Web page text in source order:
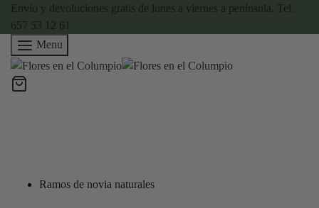
Envío y devoluciones gratis de lunes a viernes a península. Tel.
657 53 12 61
Menu
Ramos de novia naturales